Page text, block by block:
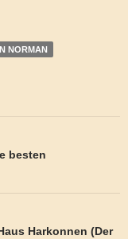
NORMAN
besten
Harkonnen (Der